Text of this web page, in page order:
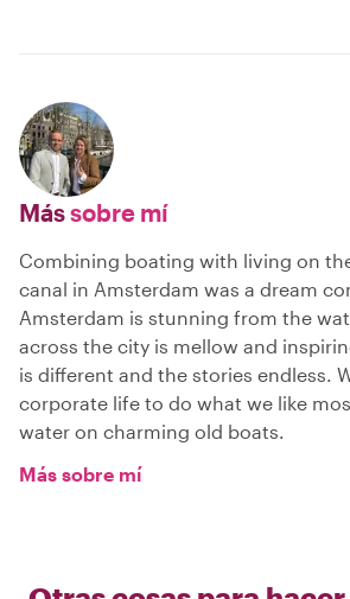
Mássobre mí
Combining boating with living on
canal in Amsterdam was a dream
Amsterdam is stunning from the
across the city is mellow and
is different and the stories endless.
corporate life to do what we like
water on charming old boats.
Más sobre mí